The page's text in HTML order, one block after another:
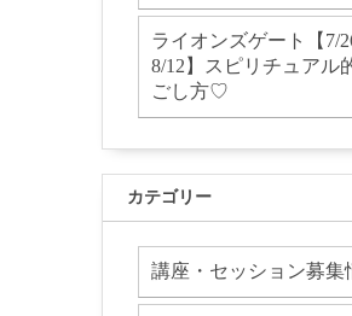
ライオンズゲート【7/
8/12】スピリチュアル
ごし方♡
カテゴリー
講座・セッション募集